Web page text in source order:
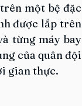
một bệ đặc
được lắp trên
từng máy bay
của quân đội
gian thực.